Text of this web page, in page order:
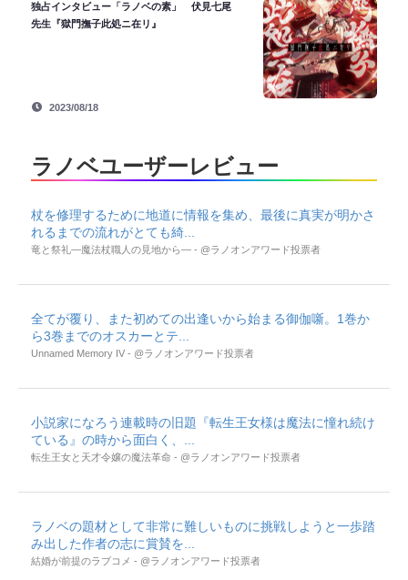
独占インタビュー「ラノベの素」 伏見七尾
先生『獄門撫子此処ニ在リ』
2023/08/18
ラノベユーザーレビュー
杖を修理するために地道に情報を集め、最後に真実が明かさ
れるまでの流れがとても綺...
竜と祭礼―魔法杖職人の見地から― - @ラノオンアワード投票者
全てが覆り、また初めての出逢いから始まる御伽噺。1巻か
ら3巻までのオスカーとテ...
Unnamed Memory IV - @ラノオンアワード投票者
小説家になろう連載時の旧題『転生王女様は魔法に憧れ続け
ている』の時から面白く、...
転生王女と天才令嬢の魔法革命 - @ラノオンアワード投票者
ラノベの題材として非常に難しいものに挑戦しようと一歩踏
み出した作者の志に賞賛を...
結婚が前提のラブコメ - @ラノオンアワード投票者